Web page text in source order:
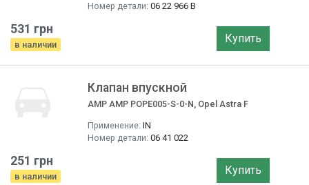
Номер детали: 06 22 966 B
531 грн
в наличии Купить
Клапан впускной
AMP AMP POPE005-S-0-N, Opel Astra F
Применение: IN
Номер детали: 06 41 022
251 грн
в наличии Купить